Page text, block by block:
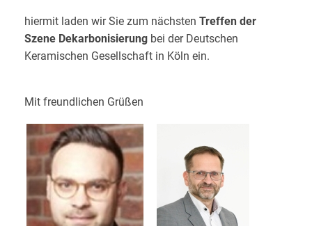
hiermit laden wir Sie zum nächsten Treffen der
Szene Dekarbonisierung bei der Deutschen
Keramischen Gesellschaft in Köln ein.
Mit freundlichen Grüßen